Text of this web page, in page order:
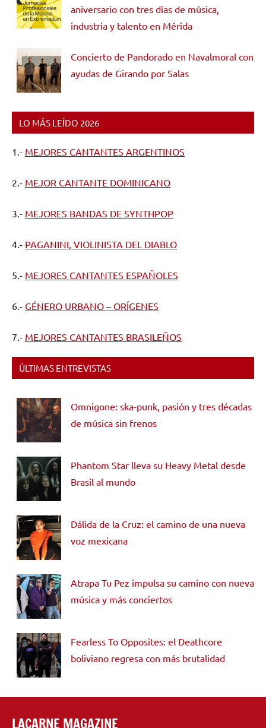
aniversario con tres días de música,
industria y talento en Mérida
Concierto de Pandorado en Navalmoral con
ayudas de Girando por Salas
LO MÁS LEÍDO 2026
1.- MEJORES CANTANTES ARGENTINOS
2.- MEJOR CANTANTE DOMINICANO
3.- MEJORES BANDAS DE SYNTHPOP
4.- PAGANINI, VIOLINISTA DEL DIABLO
5.- MEJORES CANTANTES ESPAÑOLES
6.- GÉNERO URBANO – ORÍGENES
7.- MEJORES CANTANTES BRASILEÑOS
ÚLTIMAS ENTREVISTAS
Omnigone: ska-punk, pasión y tres décadas
de música sin frenos
Phantom Star lleva su Heavy Metal desde
Brasil al mundo
Dálida de la Cruz: el camino de una nueva
voz mexicana
Atrapa Tu Pez impulsa su camino con nueva
música y más conciertos
Fearless To Opposites: el Deathcore
boliviano regresa con más brutalidad
LACARNE MAGAZINE